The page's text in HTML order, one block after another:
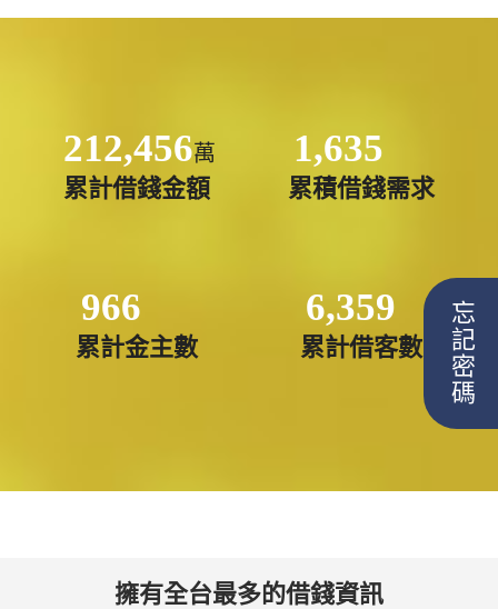
212,456萬
累計借錢金額
1,635
累積借錢需求
966
累計金主數
6,359
累計借客數
擁有全台最多的借錢資訊
忘記密碼